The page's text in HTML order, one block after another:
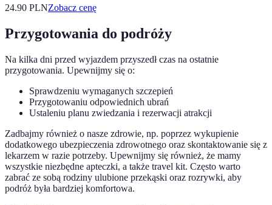
24.90 PLNZobacz cenę
Przygotowania do podróży
Na kilka dni przed wyjazdem przyszedł czas na ostatnie
przygotowania. Upewnijmy się o:
Sprawdzeniu wymaganych szczepień
Przygotowaniu odpowiednich ubrań
Ustaleniu planu zwiedzania i rezerwacji atrakcji
Zadbajmy również o nasze zdrowie, np. poprzez wykupienie
dodatkowego ubezpieczenia zdrowotnego oraz skontaktowanie się z
lekarzem w razie potrzeby. Upewnijmy się również, że mamy
wszystkie niezbędne apteczki, a także travel kit. Często warto
zabrać ze sobą rodziny ulubione przekąski oraz rozrywki, aby
podróż była bardziej komfortowa.